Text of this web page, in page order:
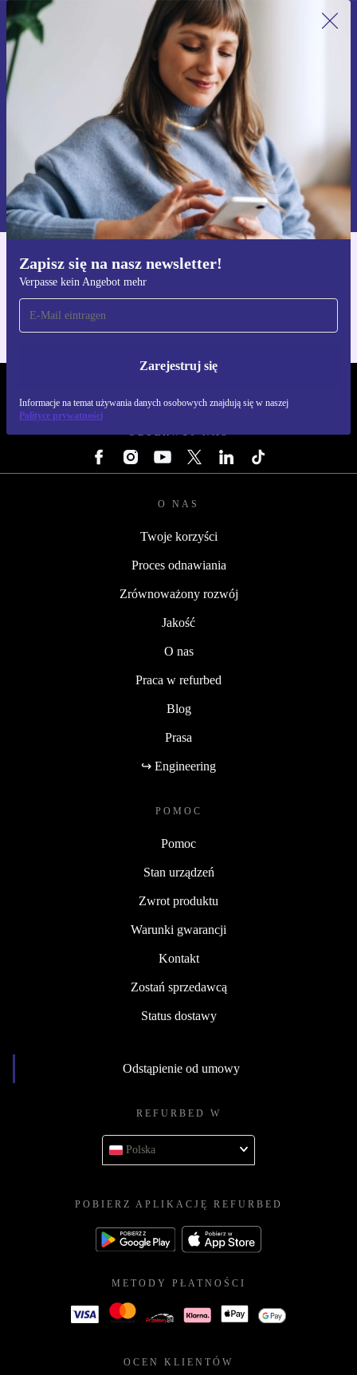
Zapisz się na nasz newsletter!
Verpasse kein Angebot mehr
Zarejestruj się
Informacje na temat używania danych osobowych znajdują się w naszej
Polityce prywatności
Zapisz się na nasz newsletter!
Nie przegap żadnej oferty.
Zarejestruj się
Informacje na temat używania danych osobowych znajdują się w
naszej
Polityce prywatności
Pobierz aplikację refurbed
Dla iOS i Android
OBSERWUJ NAS
O NAS
Twoje korzyści
Proces odnawiania
Zrównoważony rozwój
Jakość
O nas
Praca w refurbed
Blog
Prasa
↪ Engineering
POMOC
Pomoc
Stan urządzeń
Zwrot produktu
Warunki gwarancji
Kontakt
Zostań sprzedawcą
Status dostawy
Odstąpienie od umowy
REFURBED W
Polska
POBIERZ APLIKACJĘ REFURBED
METODY PŁATNOŚCI
OCEN KLIENTÓW